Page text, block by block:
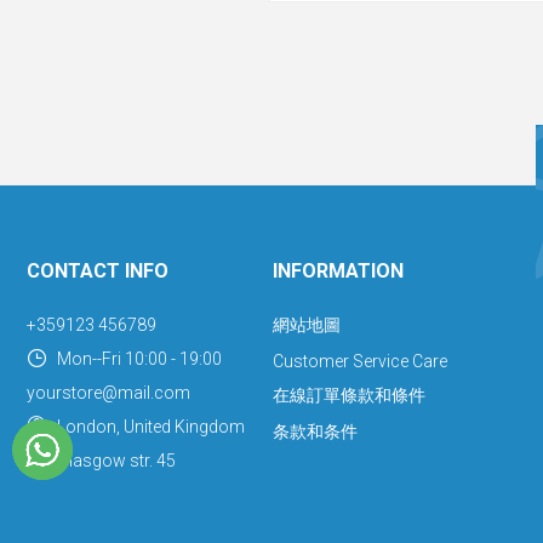
CONTACT INFO
+359123 456789
Mon--Fri 10:00 - 19:00
yourstore@mail.com
London, United Kingdom
Glasgow str. 45
INFORMATION
網站地圖
Customer Service Care
在線訂單條款和條件
条款和条件